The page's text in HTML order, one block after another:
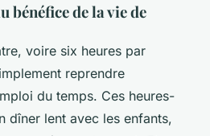
bénéfice de la vie de
voire six heures par
reprendre
du temps. Ces heures-
dîner lent avec les enfants,